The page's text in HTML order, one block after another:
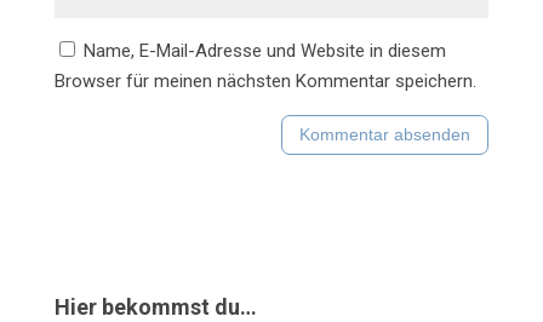
Name, E-Mail-Adresse und Website in diesem
Browser für meinen nächsten Kommentar speichern.
Hier bekommst du…